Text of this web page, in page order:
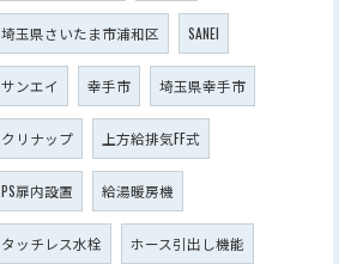
埼玉県さいたま市浦和区 SANEI
サンエイ 幸手市 埼玉県幸手市
クリナップ 上方給排気FF式
PS扉内設置 給湯暖房機
タッチレス水栓 ホース引出し機能